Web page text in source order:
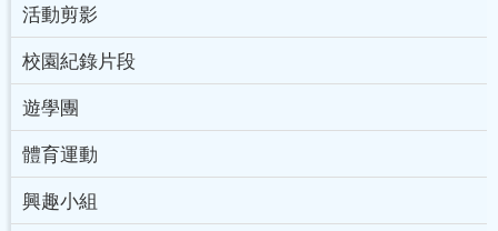
活動剪影
校園紀錄片段
遊學團
體育運動
興趣小組